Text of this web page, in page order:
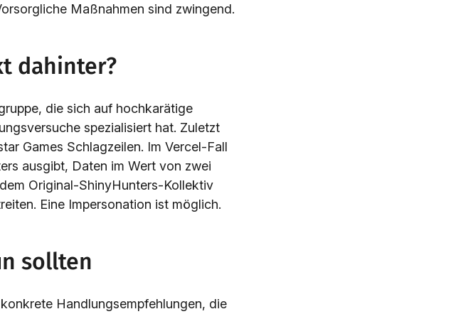
Maßnahmen sind zwingend.
dahinter?
die sich auf hochkarätige
spezialisiert hat. Zuletzt
Games Schlagzeilen. Im Vercel-Fall
ausgibt, Daten im Wert von zwei
Original-ShinyHunters-Kollektiv
Eine Impersonation ist möglich.
sollten
Handlungsempfehlungen, die